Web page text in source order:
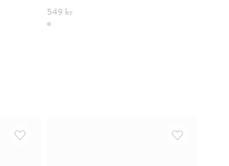
549 kr